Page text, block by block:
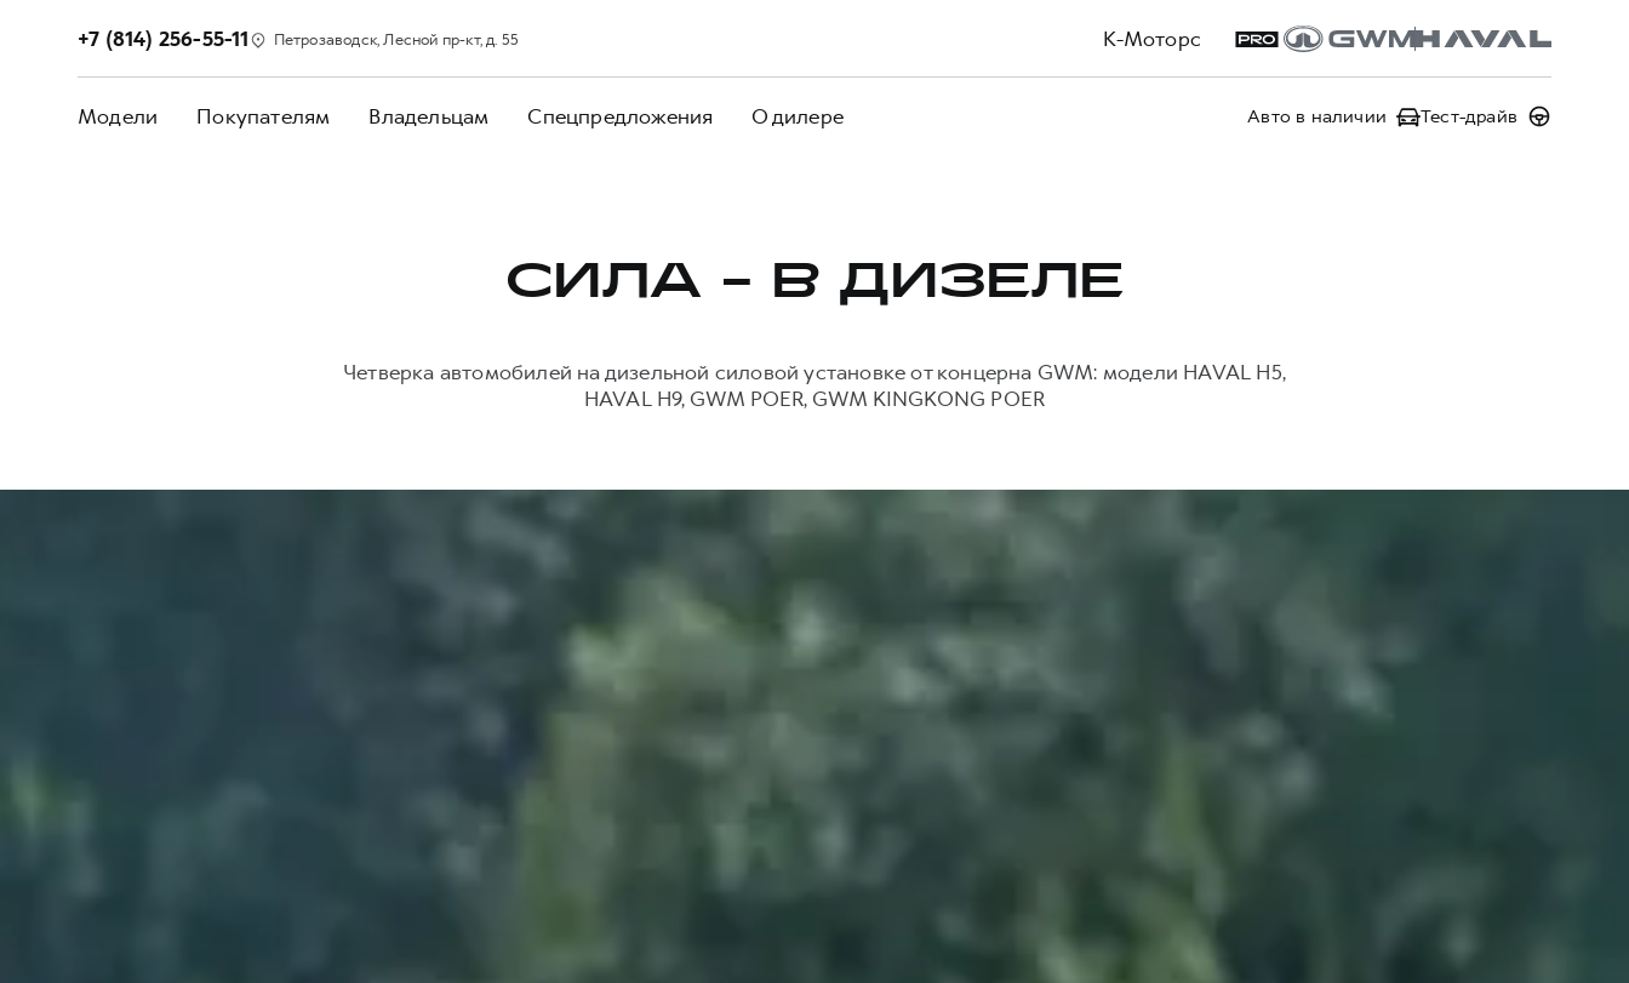
К-Моторс
+7 (814) 256-55-11 Петрозаводск, Лесной пр-кт, д. 55
Модели Покупателям Владельцам Спецпредложения О дилере Авто в наличии Тест-драйв
СИЛА - В ДИЗЕЛЕ
Четверка автомобилей на дизельной силовой установке от концерна GWM: модели HAVAL H5,
HAVAL H9, GWM POER, GWM KINGKONG POER